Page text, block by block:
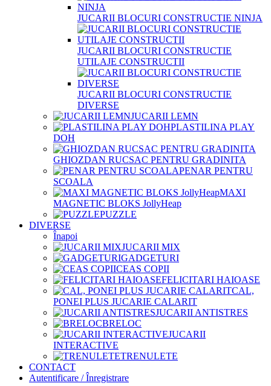
JUCARII BLOCURI CONSTRUCTIE NINJA
JUCARII BLOCURI CONSTRUCTIE
UTILAJE CONSTRUCTII
JUCARII BLOCURI CONSTRUCTIE
DIVERSE
JUCARII LEMN
PLASTILINA PLAY
DOH
GHIOZDAN RUCSAC PENTRU GRADINITA
PENAR PENTRU
SCOALA
MAXI
MAGNETIC BLOKS JollyHeap
PUZZLE
DIVERSE
Înapoi
JUCARII MIX
GADGETURI
CEAS COPII
FELICITARI HAIOASE
CAL,
PONEI PLUS JUCARIE CALARIT
JUCARII ANTISTRES
BRELOC
JUCARII
INTERACTIVE
TRENULETE
CONTACT
Autentificare / Înregistrare